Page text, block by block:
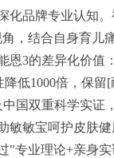
化品牌专业认知
，结合自身育儿
恩3的差异化价值
低1000倍，保留[
国双重科学实证
敏敏宝呵护皮肤健
"专业理论+亲身